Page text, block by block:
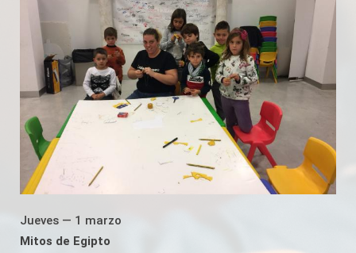
Jueves — 1 marzo
Mitos de Egipto